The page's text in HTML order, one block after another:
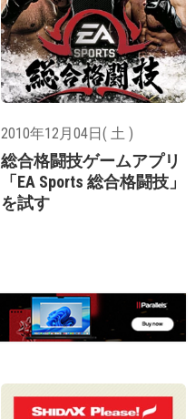
2010年12月04日( 土 )
総合格闘技ゲームアプリ
「EA Sports 総合格闘技」
を試す